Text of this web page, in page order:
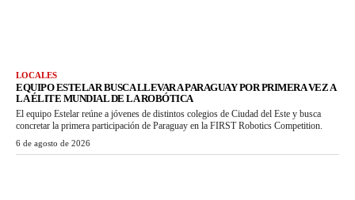
LOCALES
EQUIPO ESTELAR BUSCA LLEVAR A PARAGUAY POR PRIMERA VEZ A
LA ÉLITE MUNDIAL DE LA ROBÓTICA
El equipo Estelar reúne a jóvenes de distintos colegios de Ciudad del Este y busca
concretar la primera participación de Paraguay en la FIRST Robotics Competition.
6 de agosto de 2026